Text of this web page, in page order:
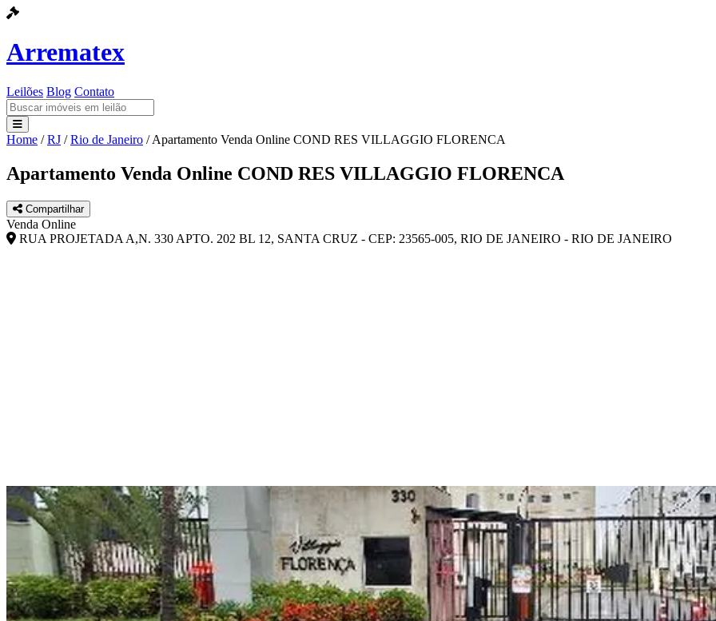
Arrematex
Leilões Blog Contato
Leilões
Blog
Contato
Home / RJ / Rio de Janeiro / Apartamento Venda Online COND RES VILLAGGIO FLORENCA
Apartamento Venda Online COND RES VILLAGGIO FLORENCA
Compartilhar
Venda Online
RUA PROJETADA A,N. 330 APTO. 202 BL 12, SANTA CRUZ - CEP: 23565-005, RIO DE JANEIRO - RIO DE JANEIRO